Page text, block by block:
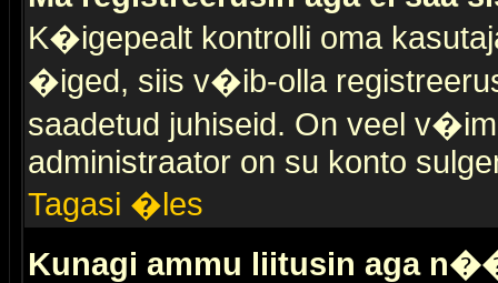
K�igepealt kontrolli oma
�iged, siis v�ib-olla
saadetud juhiseid. On veel
administraator on su konto
Tagasi �les
Kunagi ammu liitusin aga